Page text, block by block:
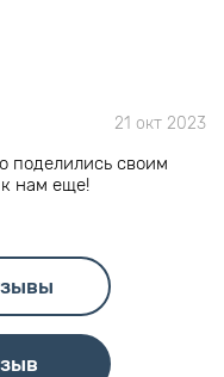
21 окт 2023
поделились своим
нам еще!